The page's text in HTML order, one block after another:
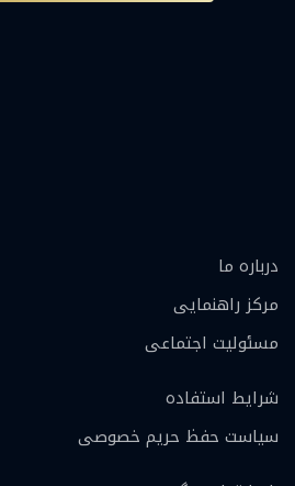
درباره ما
مرکز راهنمایی
مسئولیت اجتماعی
شرایط استفاده
سیاست حفظ حریم خصوصی